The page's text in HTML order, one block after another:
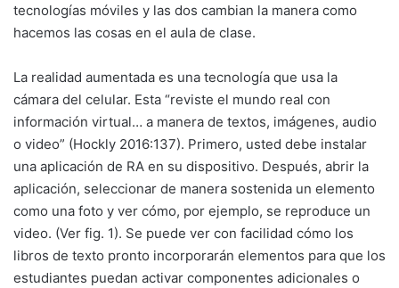
tecnologías móviles y las dos cambian la manera como
hacemos las cosas en el aula de clase.
La realidad aumentada es una tecnología que usa la
cámara del celular. Esta “reviste el mundo real con
información virtual… a manera de textos, imágenes, audio
o video” (Hockly 2016:137). Primero, usted debe instalar
una aplicación de RA en su dispositivo. Después, abrir la
aplicación, seleccionar de manera sostenida un elemento
como una foto y ver cómo, por ejemplo, se reproduce un
video. (Ver fig. 1). Se puede ver con facilidad cómo los
libros de texto pronto incorporarán elementos para que los
estudiantes puedan activar componentes adicionales o